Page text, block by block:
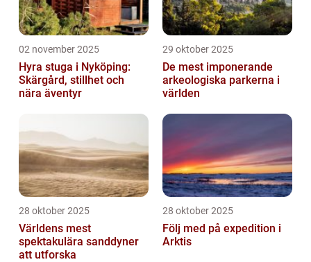
02 november 2025
Hyra stuga i Nyköping:
Skärgård, stillhet och
nära äventyr
29 oktober 2025
De mest imponerande
arkeologiska parkerna i
världen
28 oktober 2025
Världens mest
spektakulära sanddyner
att utforska
28 oktober 2025
Följ med på expedition i
Arktis